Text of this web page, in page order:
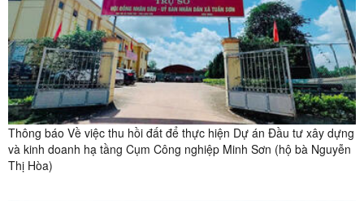
Thông báo Về việc thu hồi đất để thực hiện Dự án Đầu tư xây dựng
và kinh doanh hạ tầng Cụm Công nghiệp Minh Sơn (hộ bà Nguyễn
Thị Hòa)